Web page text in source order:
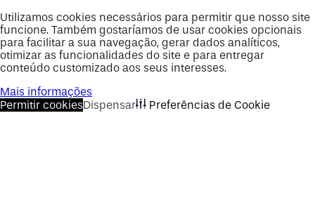
Utilizamos cookies necessários para permitir que nosso site
funcione. Também gostaríamos de usar cookies opcionais
para facilitar a sua navegação, gerar dados analíticos,
otimizar as funcionalidades do site e para entregar
conteúdo customizado aos seus interesses.
Mais informações
Permitir cookiesDispensar Preferências de Cookie